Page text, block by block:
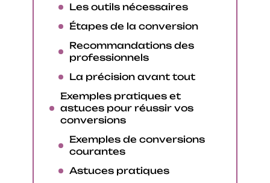
Les outils nécessaires
Étapes de la conversion
Recommandations des
professionnels
La précision avant tout
Exemples pratiques et
astuces pour réussir vos
conversions
Exemples de conversions
courantes
Astuces pratiques